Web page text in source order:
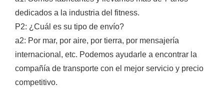
dedicados a la industria del fitness.
P2: ¿Cuál es su tipo de envío?
a2: Por mar, por aire, por tierra, por mensajería
internacional, etc. Podemos ayudarle a encontrar la
compañía de transporte con el mejor servicio y precio
competitivo.